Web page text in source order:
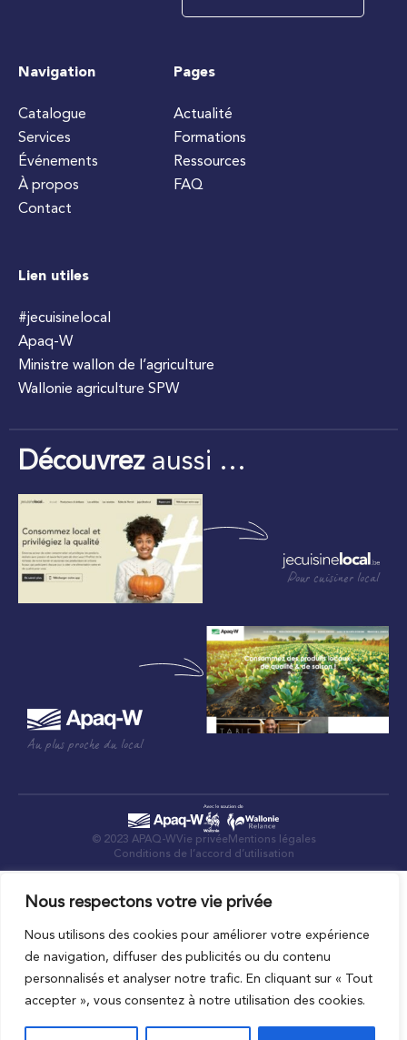
Nous respectons votre vie privée
Nous utilisons des cookies pour améliorer votre expérience
de navigation, diffuser des publicités ou du contenu
personnalisés et analyser notre trafic. En cliquant sur « Tout
accepter », vous consentez à notre utilisation des cookies.
Navigation
Catalogue
Services
Événements
À propos
Contact
Pages
Actualité
Formations
Ressources
FAQ
Lien utiles
#jecuisinelocal
Apaq-W
Ministre wallon de l’agriculture
Wallonie agriculture SPW
Découvrezaussi …
Pour cuisiner local
Au plus proche du local
© 2023 APAQ-WVie privée Mentions légales
Conditions de l’accord d’utilisation